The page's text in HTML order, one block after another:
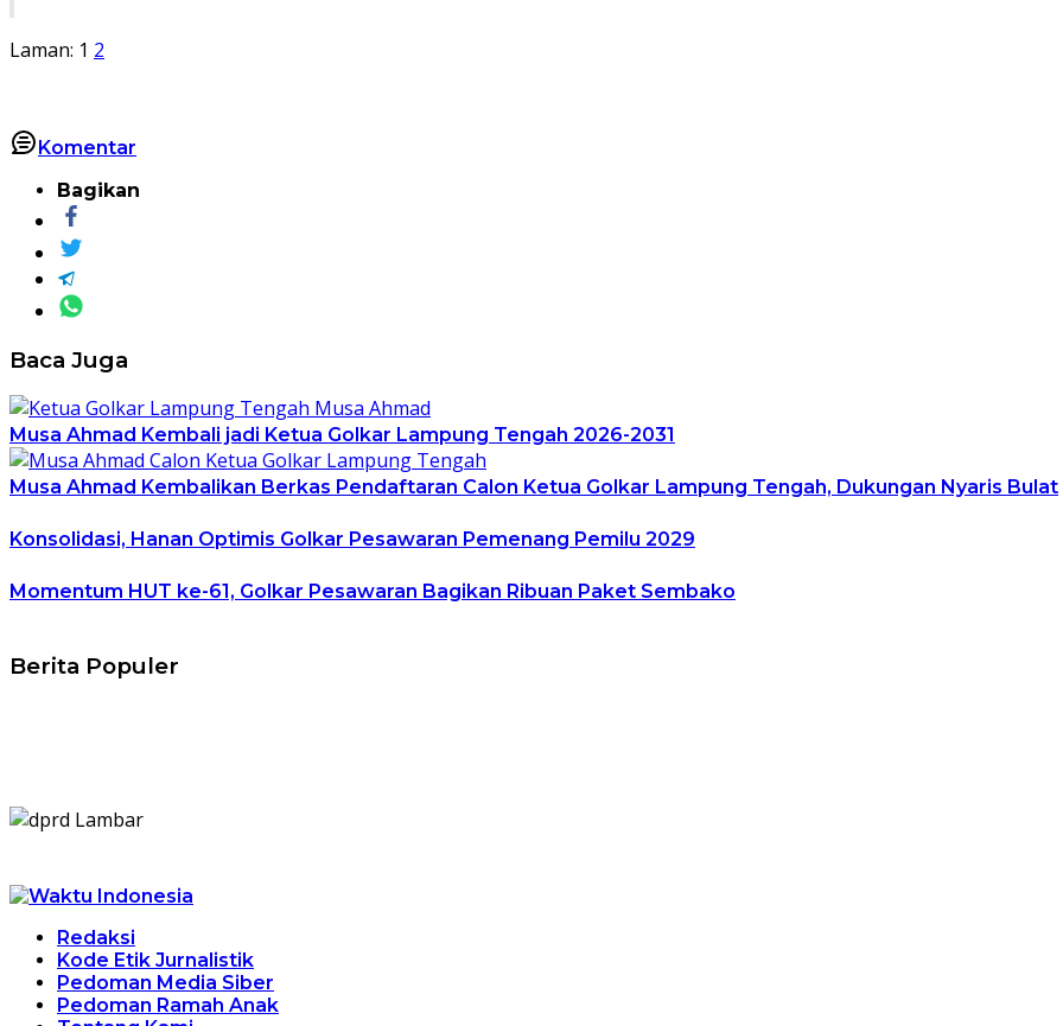
Laman: 1 2
Komentar
Bagikan
Baca Juga
Musa Ahmad Kembali jadi Ketua Golkar Lampung Tengah 2026-2031
Musa Ahmad Kembalikan Berkas Pendaftaran Calon Ketua Golkar Lampung Tengah, Dukungan Nyaris Bulat
Konsolidasi, Hanan Optimis Golkar Pesawaran Pemenang Pemilu 2029
Momentum HUT ke-61, Golkar Pesawaran Bagikan Ribuan Paket Sembako
Berita Populer
Redaksi
Kode Etik Jurnalistik
Pedoman Media Siber
Pedoman Ramah Anak